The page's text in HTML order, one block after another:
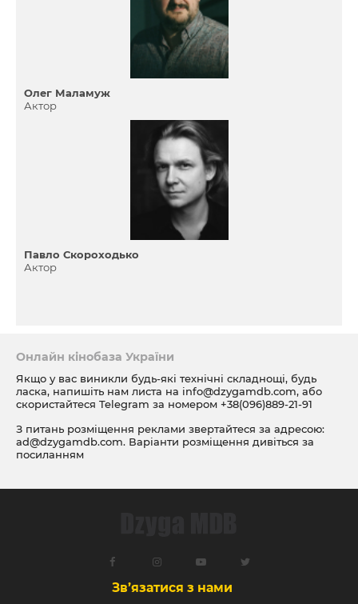
Олег Маламуж
Актор
Павло Скороходько
Актор
Онлайн кінобаза України
Якщо у вас виникли будь-які технічні складнощі, будь
ласка, напишіть нам листа на info@dzygamdb.com, або
скористайтеся Telegram за номером +38(096)889-21-91
З питань розміщення реклами звертайтеся за адресою:
ad@dzygamdb.com. Варіанти розміщення дивіться за
посиланням
Зв’язатися з нами